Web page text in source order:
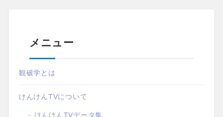
メニュー
観破学とは
けんけんTVについて
けんけんTVデータ集